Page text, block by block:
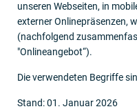
unseren Webseiten, in
externer Onlinepräsenzen,
(nachfolgend
"Onlineangebot“).
Die verwendeten Begriffe
Stand: 01. Januar 2026